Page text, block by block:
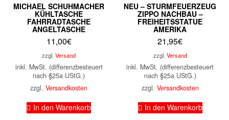
MICHAEL SCHUHMACHER
KÜHLTASCHE
FAHRRADTASCHE
ANGELTASCHE
11,00€
zzgl.Versand
inkl. MwSt. (differenzbesteuert
nach §25a UStG.)
zzgl.Versandkosten
In den Warenkorb
NEU – STURMFEUERZEUG
ZIPPO NACHBAU –
FREIHEITSSTATUE
AMERIKA
21,95€
zzgl. Versand
inkl. MwSt. (differenzbesteuert
nach §25a UStG.)
zzgl. Versandkosten
In den Warenkorb